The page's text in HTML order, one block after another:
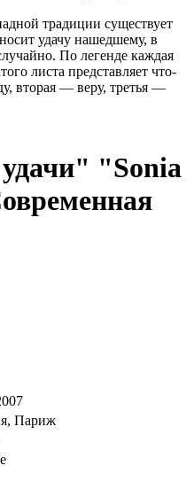
традиции существует
удачу нашедшему, в
По легенде каждая
листа представляет что-
вторая — веру, третья —
"Sonia
Париж